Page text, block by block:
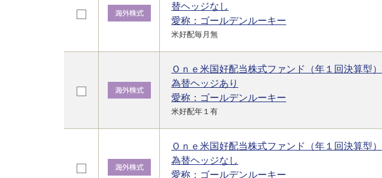
替ヘッジなし
愛称：ゴールデンルーキー
米好配毎月無
Ｏｎｅ米国好配当株式ファンド（年１回決算型）
為替ヘッジあり
愛称：ゴールデンルーキー
米好配年１有
Ｏｎｅ米国好配当株式ファンド（年１回決算型）
為替ヘッジなし
愛称：ゴールデンルーキー